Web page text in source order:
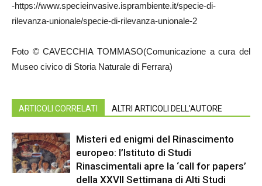
-https://www.specieinvasive.isprambiente.it/specie-di-
rilevanza-unionale/specie-di-rilevanza-unionale-2
Foto © CAVECCHIA TOMMASO(Comunicazione a cura del
Museo civico di Storia Naturale di Ferrara)
ARTICOLI CORRELATI ALTRI ARTICOLI DELL'AUTORE
Misteri ed enigmi del Rinascimento
europeo: l’Istituto di Studi
Rinascimentali apre la ‘call for papers’
della XXVII Settimana di Alti Studi